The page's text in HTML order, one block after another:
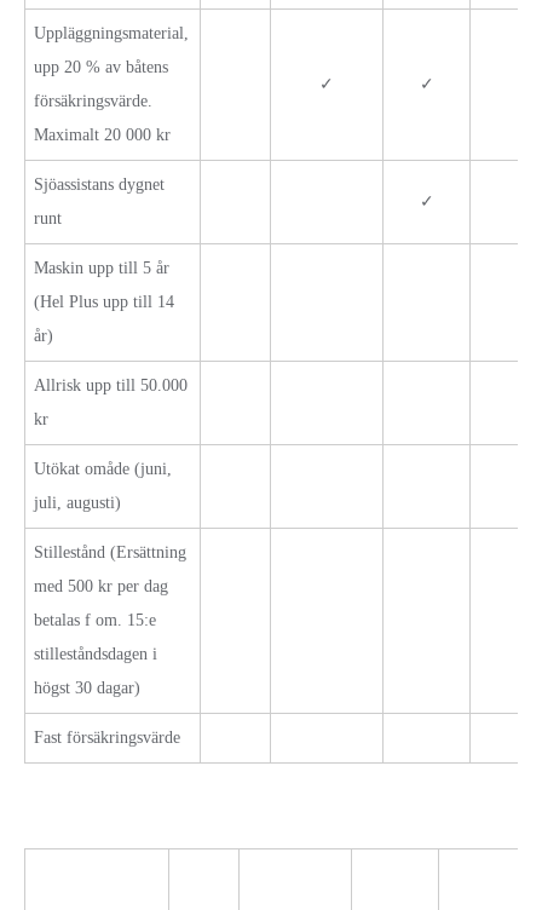
Uppläggningsmaterial,
upp 20 % av båtens
försäkringsvärde.
Maximalt 20 000 kr
✓ ✓
Sjöassistans dygnet
runt
✓
Maskin upp till 5 år
(Hel Plus upp till 14
år)
Allrisk upp till 50.000
kr
Utökat omåde (juni,
juli, augusti)
Stillestånd (Ersättning
med 500 kr per dag
betalas f om. 15:e
stilleståndsdagen i
högst 30 dagar)
Fast försäkringsvärde